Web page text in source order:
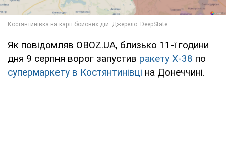
Як повідомляв OBOZ.UA, близько 11-ї години
дня 9 серпня ворог запустив ракету Х-38 по
супермаркету в Костянтинівці на Донеччині.